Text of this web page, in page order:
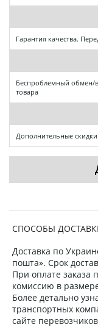
Гарантия качества.
Беспроблемный обмен/
товара
Дополнительные
СПОСОБЫ
Доставка по
пошта». Срок
При оплате заказа
комиссию в
Более детально
транспортных
сайте